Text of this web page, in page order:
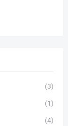
(3)
(1)
(4)